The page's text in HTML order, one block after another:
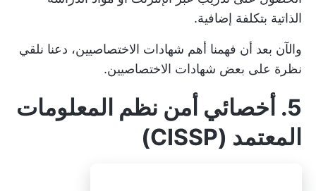
الذاتية بتكلفة إضافية.
والآن بعد أن فهمنا أهم شهادات الاختصاصيين، دعنا نلقي
نظرة على بعض شهادات الاختصاصيين.
5. أخصائي أمن نظم المعلومات
المعتمد (CISSP)